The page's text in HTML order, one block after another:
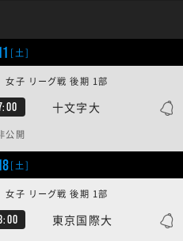
[土]
十文字大
子 リーグ戦 後期 1部
公開
[土]
東京国際大
子 リーグ戦 後期 1部